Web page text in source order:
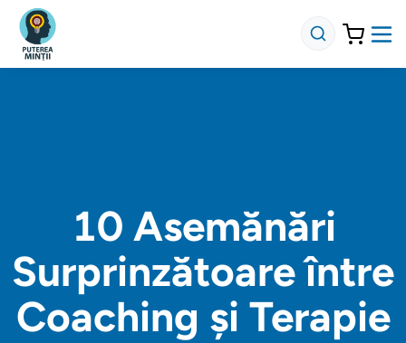
10 Asemănări
Surprinzătoare între
Coaching și Terapie